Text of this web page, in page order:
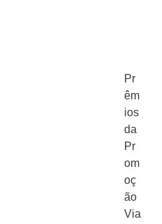
Pr
êm
ios
da
Pr
om
oç
ão
Via